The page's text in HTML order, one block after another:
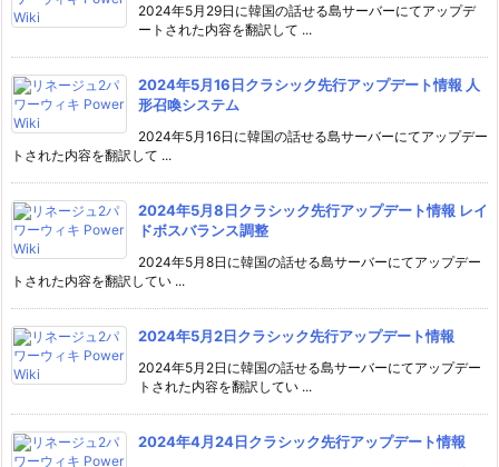
2024年5月29日に韓国の話せる島サーバーにてアップデ
ートされた内容を翻訳して ...
2024年5月16日クラシック先行アップデート情報 人
形召喚システム
2024年5月16日に韓国の話せる島サーバーにてアップデー
トされた内容を翻訳して ...
2024年5月8日クラシック先行アップデート情報 レイ
ドボスバランス調整
2024年5月8日に韓国の話せる島サーバーにてアップデー
トされた内容を翻訳してい ...
2024年5月2日クラシック先行アップデート情報
2024年5月2日に韓国の話せる島サーバーにてアップデー
トされた内容を翻訳してい ...
2024年4月24日クラシック先行アップデート情報